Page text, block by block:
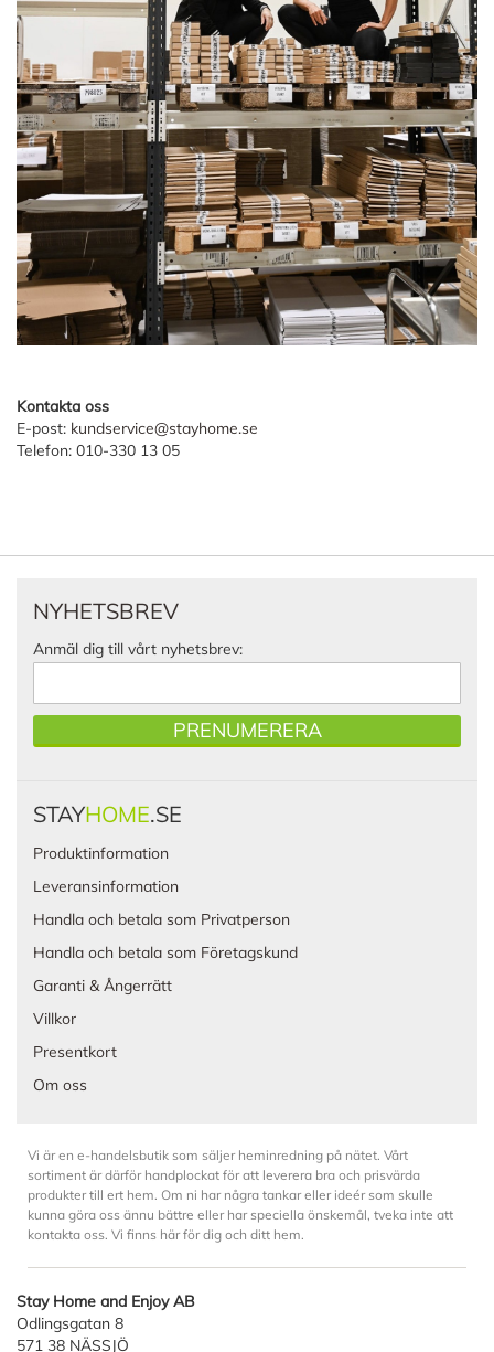
Kontakta oss
E-post: kundservice@stayhome.se
Telefon: 010-330 13 05
NYHETSBREV
Anmäl dig till vårt nyhetsbrev:
PRENUMERERA
STAYHOME.SE
Produktinformation
Leveransinformation
Handla och betala som Privatperson
Handla och betala som Företagskund
Garanti & Ångerrätt
Villkor
Presentkort
Om oss
Vi är en e-handelsbutik som säljer heminredning på nätet. Vårt
sortiment är därför handplockat för att leverera bra och prisvärda
produkter till ert hem. Om ni har några tankar eller ideér som skulle
kunna göra oss ännu bättre eller har speciella önskemål, tveka inte att
kontakta oss. Vi finns här för dig och ditt hem.
Stay Home and Enjoy AB
Odlingsgatan 8
571 38 NÄSSJÖ